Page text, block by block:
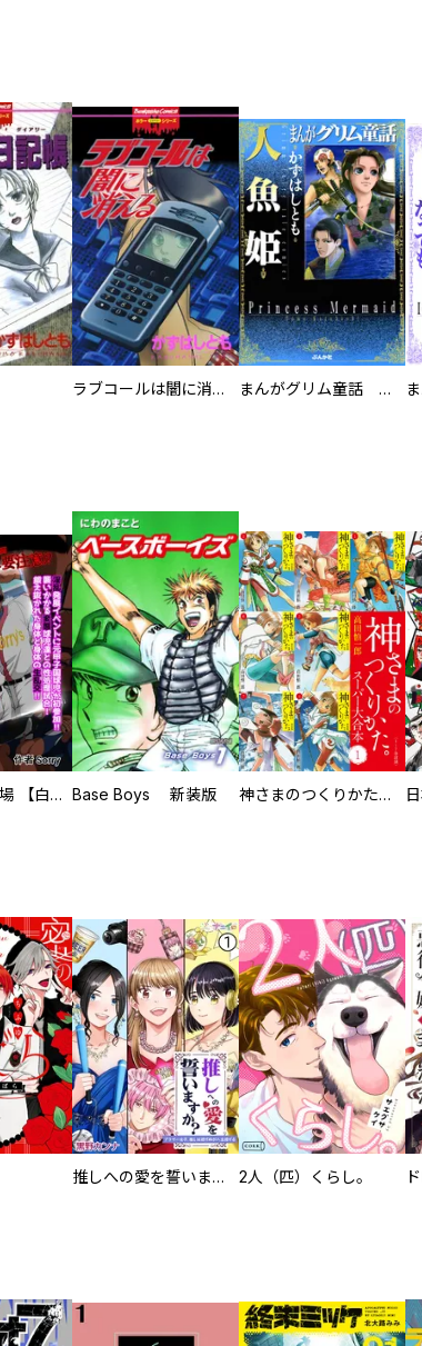
ラブコールは闇に消える まんがグリム童話 人魚姫
初めての発展場 【白抜き修正版】 Base Boys 新装版 神さまのつくりかた。スーパー大合本
推しへの愛を誓いますか？～アラサー女子、推しは逃げぬが人生逃げる～ 2人（匹）くらし。